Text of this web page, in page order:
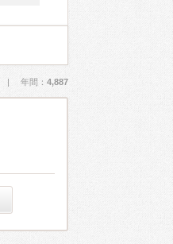
| 年間： 4,887